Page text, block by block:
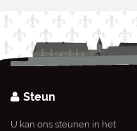
Steun
U kan ons steunen in het